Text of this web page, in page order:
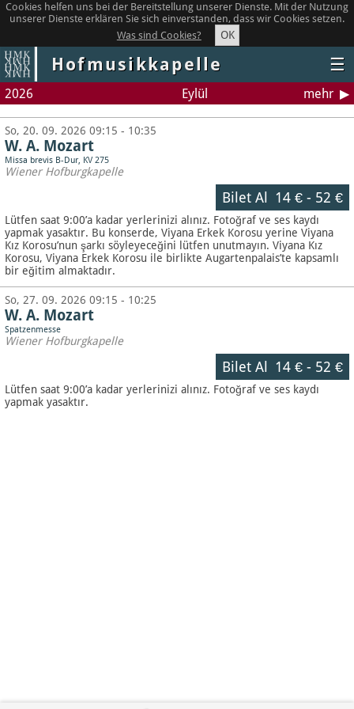
Cookies helfen uns bei der Bereitstellung unserer Dienste. Mit der Nutzung
unserer Dienste erklären Sie sich einverstanden, dass wir Cookies setzen.
Was sind Cookies?
OK
Hofmusikkapelle ☰
2026 Eylül mehr
So, 20. 09. 2026 09:15 - 10:35
W. A. Mozart
Missa brevis B-Dur, KV 275
Wiener Hofburgkapelle
Bilet Al 14 €- 52 €
Lütfen saat 9:00’a kadar yerlerinizi alınız. Fotoğraf ve ses kaydı
yapmak yasaktır. Bu konserde, Viyana Erkek Korosu yerine Viyana
Kız Korosu’nun şarkı söyleyeceğini lütfen unutmayın. Viyana Kız
Korosu, Viyana Erkek Korosu ile birlikte Augartenpalais’te kapsamlı
bir eğitim almaktadır.
So, 27. 09. 2026 09:15 - 10:25
W. A. Mozart
Spatzenmesse
Wiener Hofburgkapelle
Bilet Al 14 €- 52 €
Lütfen saat 9:00’a kadar yerlerinizi alınız. Fotoğraf ve ses kaydı
yapmak yasaktır.